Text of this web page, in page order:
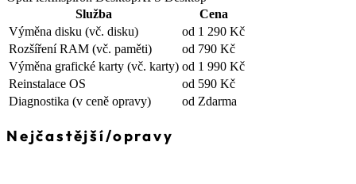
Služba
Cena
Výměna disku (vč. disku)
od 1 290 Kč
Rozšíření RAM (vč. paměti)
od 790 Kč
Výměna grafické karty (vč. karty) od 1 990 Kč
Reinstalace OS
od 590 Kč
Diagnostika (v ceně opravy) od Zdarma
Nejčastější/opravy